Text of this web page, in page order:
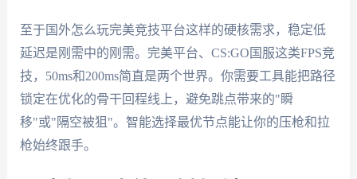
至于国外怎么玩完美竞技平台这样的硬核需求，稳定低
延迟是刚需中的刚需。完美平台、CS:GO国服这类FPS竞
技，50ms和200ms简直是两个世界。你需要工具能把路径
锁定在优化的骨干回程线上，避免跳点带来的"瞬
移"或"隔空被狙"。智能选择最优节点能让你的压枪和拉
枪始终跟手。